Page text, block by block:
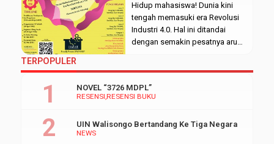
Hidup mahasiswa! Dunia kini
tengah memasuki era Revolusi
Industri 4.0. Hal ini ditandai
dengan semakin pesatnya arus
artificial intelligence, big data,
teknologi kian canggih dan
TERPOPULER
RESENSI RESENSI BUKU
NOVEL “3726 MDPL”
NEWS
UIN Walisongo Bertandang Ke Tiga Negara